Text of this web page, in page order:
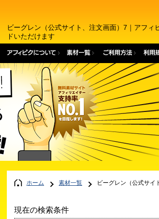
ビーグレン（公式サイト、注文画面）7｜アフ
ドいただけます
ホーム 素材一覧 ビーグレン（公式サイ
現在の検索条件